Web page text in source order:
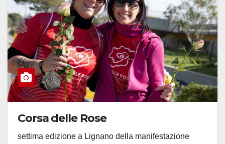
Corsa delle Rose
settima edizione a Lignano della manifestazione